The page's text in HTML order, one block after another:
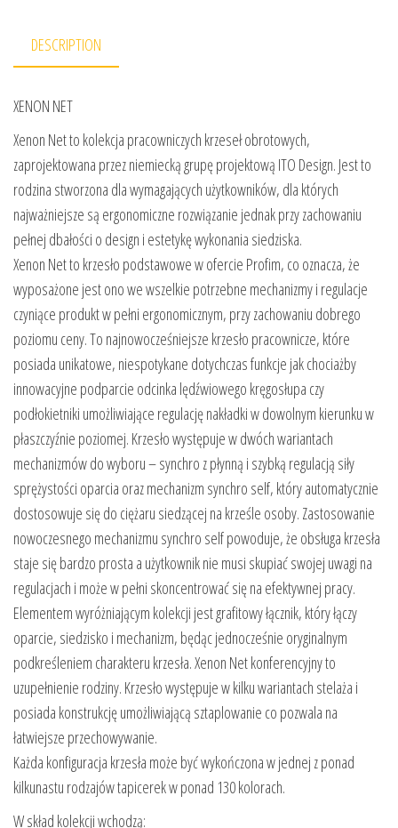
DESCRIPTION
XENON NET
Xenon Net to kolekcja pracowniczych krzeseł obrotowych,
zaprojektowana przez niemiecką grupę projektową ITO Design. Jest to
rodzina stworzona dla wymagających użytkowników, dla których
najważniejsze są ergonomiczne rozwiązanie jednak przy zachowaniu
pełnej dbałości o design i estetykę wykonania siedziska.
Xenon Net to krzesło podstawowe w ofercie Profim, co oznacza, że
wyposażone jest ono we wszelkie potrzebne mechanizmy i regulacje
czyniące produkt w pełni ergonomicznym, przy zachowaniu dobrego
poziomu ceny. To najnowocześniejsze krzesło pracownicze, które
posiada unikatowe, niespotykane dotychczas funkcje jak chociażby
innowacyjne podparcie odcinka lędźwiowego kręgosłupa czy
podłokietniki umożliwiające regulację nakładki w dowolnym kierunku w
płaszczyźnie poziomej. Krzesło występuje w dwóch wariantach
mechanizmów do wyboru – synchro z płynną i szybką regulacją siły
sprężystości oparcia oraz mechanizm synchro self, który automatycznie
dostosowuje się do ciężaru siedzącej na krześle osoby. Zastosowanie
nowoczesnego mechanizmu synchro self powoduje, że obsługa krzesła
staje się bardzo prosta a użytkownik nie musi skupiać swojej uwagi na
regulacjach i może w pełni skoncentrować się na efektywnej pracy.
Elementem wyróżniającym kolekcji jest grafitowy łącznik, który łączy
oparcie, siedzisko i mechanizm, będąc jednocześnie oryginalnym
podkreśleniem charakteru krzesła. Xenon Net konferencyjny to
uzupełnienie rodziny. Krzesło występuje w kilku wariantach stelaża i
posiada konstrukcję umożliwiającą sztaplowanie co pozwala na
łatwiejsze przechowywanie.
Każda konfiguracja krzesła może być wykończona w jednej z ponad
kilkunastu rodzajów tapicerek w ponad 130 kolorach.
W skład kolekcji wchodzą: